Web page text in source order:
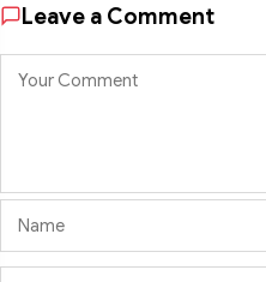
Leave a Comment